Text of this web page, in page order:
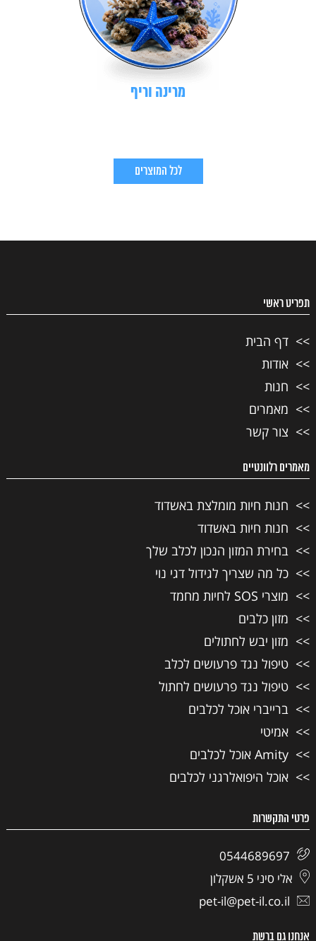
מרינה וריף
לכל המוצרים
תפריט ראשי
דף הבית
אודות
חנות
מאמרים
צור קשר
מאמרים רלוונטיים
חנות חיות מומלצת באשדוד
חנות חיות באשדוד
בחירת המזון הנכון לכלב שלך
כל מה שצריך לגידול דגי נוי
מוצרי SOS לחיות מחמד
מזון כלבים
מזון יבש לחתולים
טיפול נגד פרעושים לכלב
טיפול נגד פרעושים לחתול
ברייברי אוכל לכלבים
אמיטי
Amity אוכל לכלבים
אוכל היפואלרגני לכלבים
פרטי התקשרות
0544689697
אלי סיני 5 אשקלון
pet-il@pet-il.co.il
אנחנו גם ברשת